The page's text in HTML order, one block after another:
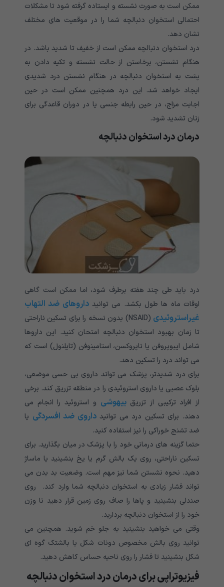
ممکن است به صورت نشسته و ایستاده گرفته شود تا مشکلات
احتمالی استخوان دنبالچه شما را در موقعیت های مختلف
نشان دهد.
درد استخوان دنبالچه ممکن است از خفیف تا شدید باشد. در
هنگام نشستن، برخاستن از حالت نشسته و تکیه دادن به
پشت به استخوان دنبالچه در هنگام نشستن درد شدیدی
ایجاد خواهد شد. این درد همچنین ممکن است در حین
اجابت مزاج، در حین رابطه جنسی یا در دوران قاعدگی برای
زنان تشدید شود.
درمان درد استخوان دنبالچه
درد باید طی چند هفته برطرف شود، اما ممکن است گاهی
اوقات ماه ها طول بکشد. می توانیدداروهای ضد التهاب
غیراستروئیدی
(NSAID) بدون نسخه را برای تسکین ناراحتی
تا زمان بهبود استخوان دنبالچه امتحان کنید. این داروها
شامل ایبوپروفن یا ناپروکسن، استامینوفن (تایلنول) است که
می تواند درد را تسکین دهد.
برای درد شدیدتر، پزشک می تواند داروی بی حسی موضعی،
بلوک عصبی یا داروی استروئیدی را در منطقه تزریق کند. برخی
از افراد ترکیبی از تزریقبیهوشی و استروئید را انجام می
دهند. برای تسکین درد می توانیدداروی ضد افسردگی یا
ضد تشنج خوراکی را نیز استفاده کنید.
حتما گزینه های درمانی خود را با پزشک در میان بگذارید. برای
تسکین ناراحتی، روی یک بالش گرم یا یخ بنشینید یا ماساژ
دهید. نحوه نشستن شما نیز مهم است. وضعیت بد بدن می
تواند فشار زیادی به استخوان دنبالچه شما وارد کند. روی
صندلی بنشینید و پاها را صاف روی زمین قرار دهید تا وزن
خود را از استخوان دنبالچه بردارید.
وقتی می خواهید بنشینید به جلو خم شوید. همچنین می
توانید روی بالش مخصوص دونات شکل یا بالشتک گوه ای
شکل بنشینید تا فشار را روی ناحیه حساس کاهش دهید.
فیزیوتراپی برای درمان درد استخوان دنبالچه